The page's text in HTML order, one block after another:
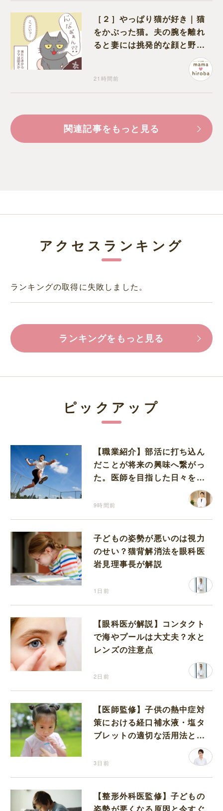
［２］やっぱり猫が好き｜猫
をかぶった猫。夫の腕を離れ
ると妻には挑発的な顔と野太
21時間前
関連記事をもっと見る
アクセスランキング
ランキングの取得に失敗しました。
ランキングをもっと見る
ピックアップ
【職業紹介】部活に打ち込ん
だことが将来の興味へ繋がっ
た。医師を目指した日々を振
9時間前
子どもの姿勢が悪いのは視力
のせい？猫背解消法を眼科医
岩見理事長が解説
1日前
【眼科医が解説】コンタクト
で海やプールは大丈夫？水と
レンズの注意点
2日前
【医師監修】子供の熱中症対
策における経口補水液・塩タ
ブレットの適切な活用法と水
3日前
【整形外科医監修】子どもの